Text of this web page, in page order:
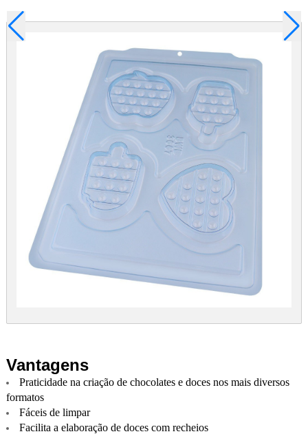
Vantagens
Praticidade na criação de chocolates e doces nos mais diversos
formatos
Fáceis de limpar
Facilita a elaboração de doces com recheios